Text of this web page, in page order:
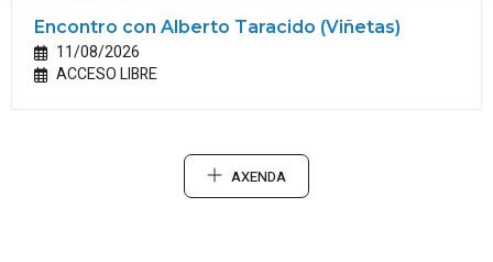
Encontro con Alberto Taracido (Viñetas)
11/08/2026
ACCESO LIBRE
AXENDA